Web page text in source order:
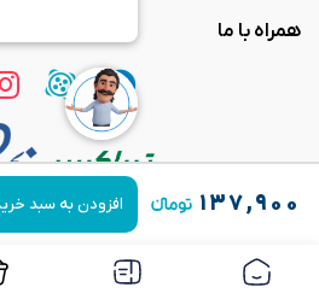
۱۳۷,۹۰۰ افزودن به سبد
همراه با ما
استفاده از مطالب فروشگاه اینترنتی خاجی‌ کالا